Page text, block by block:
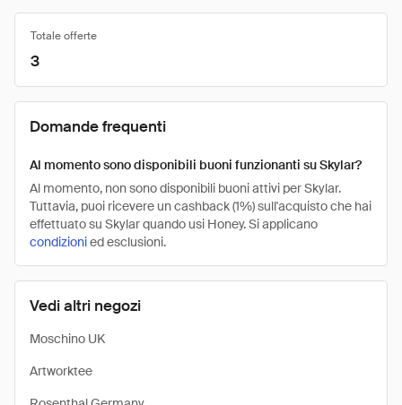
Vedi altri negozi
Moschino UK
Artworktee
Totale offerte
3
Domande frequenti
Al momento sono disponibili buoni funzionanti su Skylar?
Al momento, non sono disponibili buoni attivi per Skylar.
Tuttavia, puoi ricevere un cashback (1%) sull'acquisto che hai
effettuato su Skylar quando usi Honey. Si applicano
condizionied esclusioni.